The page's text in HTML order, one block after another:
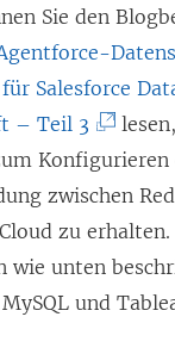
t
e
r
g
e
ö
f
f
n
Sie den
Salesforce
– Teil 3
L
i
n
k
w
Konfigurieren
zwischen
zu erhalten.
wie unten
und